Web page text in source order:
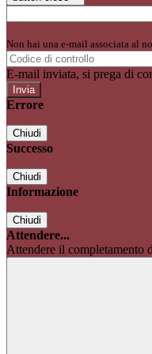
Non hai una e-mail associata al
E-mail inviata, si prega di
Errore
Chiudi
Successo
Chiudi
Informazione
Chiudi
Attendere...
Attendere il completamento